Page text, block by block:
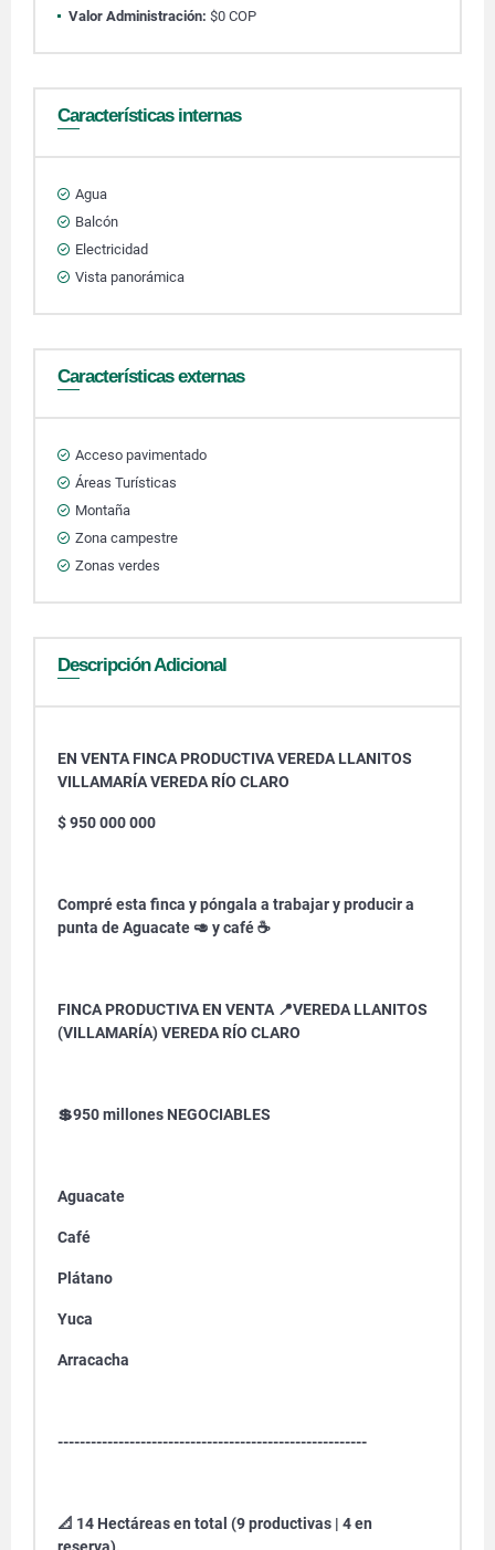
Valor Administración: $0 COP
Características internas
Agua
Balcón
Electricidad
Vista panorámica
Características externas
Acceso pavimentado
Áreas Turísticas
Montaña
Zona campestre
Zonas verdes
Descripción Adicional
EN VENTA FINCA PRODUCTIVA VEREDA LLANITOS
VILLAMARÍA VEREDA RÍO CLARO
$ 950 000 000
Compré esta finca y póngala a trabajar y producir a
punta de Aguacate 🥑 y café ☕️
FINCA PRODUCTIVA EN VENTA 📍VEREDA LLANITOS
(VILLAMARÍA) VEREDA RÍO CLARO
💲950 millones NEGOCIABLES
Aguacate
Café
Plátano
Yuca
Arracacha
--------------------------------------------------------
📐 14 Hectáreas en total (9 productivas | 4 en